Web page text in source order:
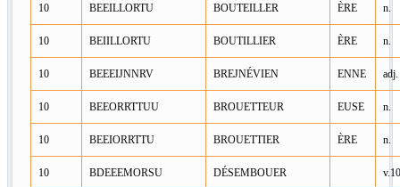
10 BEEILLORTU BOUTEILLER ÈRE n.
10 BEIILLORTU BOUTILLIER ÈRE n.
10 BEEEIJNNRV BREJNÉVIEN ENNE adj.
10 BEEORRTTUU BROUETTEUR EUSE n.
10 BEEIORRTTU BROUETTIER ÈRE n.
10 BDEEEMORSU DÉSEMBOUER